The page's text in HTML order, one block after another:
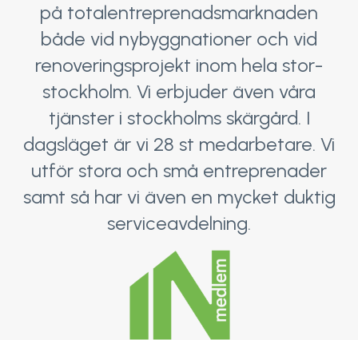
på totalentreprenadsmarknaden
både vid nybyggnationer och vid
renoveringsprojekt inom hela stor-
stockholm. Vi erbjuder även våra
tjänster i stockholms skärgård. I
dagsläget är vi 28 st medarbetare. Vi
utför stora och små entreprenader
samt så har vi även en mycket duktig
serviceavdelning.